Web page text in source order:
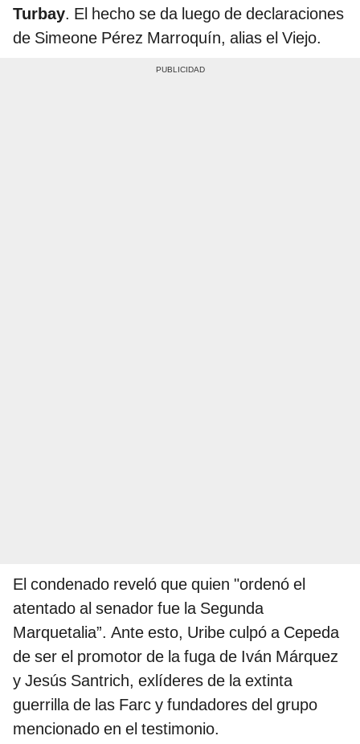
Turbay. El hecho se da luego de declaraciones
de Simeone Pérez Marroquín, alias el Viejo.
El condenado reveló que quien "ordenó el
atentado al senador fue la Segunda
Marquetalia”. Ante esto, Uribe culpó a Cepeda
de ser el promotor de la fuga de Iván Márquez
y Jesús Santrich, exlíderes de la extinta
guerrilla de las Farc y fundadores del grupo
mencionado en el testimonio.